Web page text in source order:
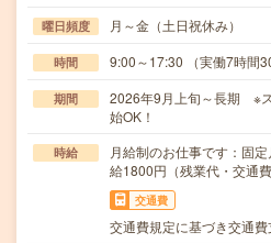
曜日頻度 月～金（土日祝休み）
時間 9:00～17:30 （実働7時
期間
2026年9月上旬～長期 ※
始OK！
時給
月給制のお仕事です：固
給1800円（残業代・交通
交通費
交通費規定に基づき交通費